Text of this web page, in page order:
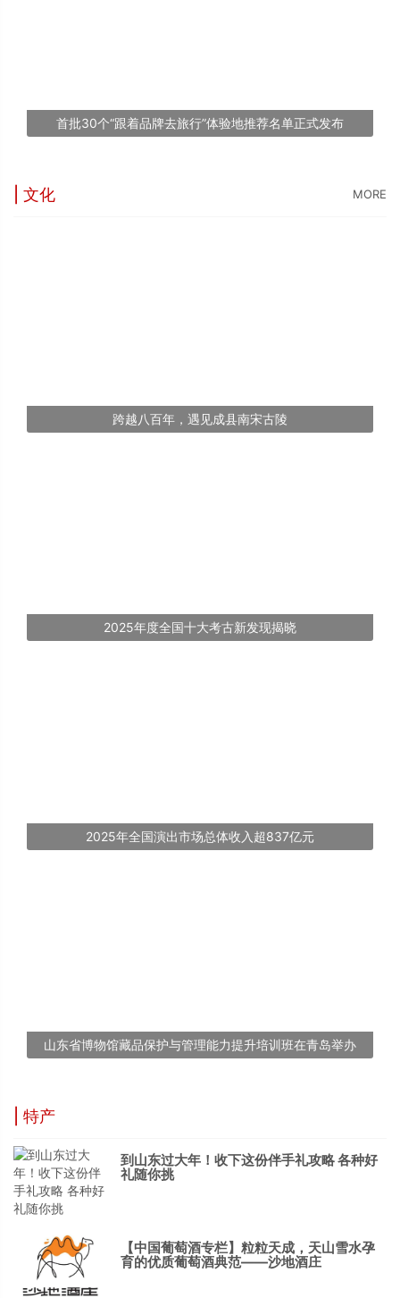
首批30个“跟着品牌去旅行”体验地推荐名单正式发布
| 文化 MORE
跨越八百年，遇见成县南宋古陵
2025年度全国十大考古新发现揭晓
2025年全国演出市场总体收入超837亿元
山东省博物馆藏品保护与管理能力提升培训班在青岛举办
| 特产
到山东过大年！收下这份伴手礼攻略 各种好
礼随你挑
【中国葡萄酒专栏】粒粒天成，天山雪水孕
育的优质葡萄酒典范——沙地酒庄